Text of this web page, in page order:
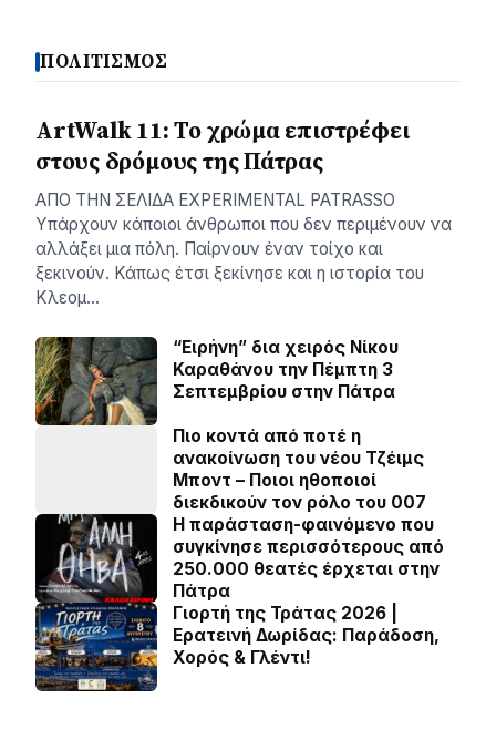
ΠΟΛΙΤΙΣΜΟΣ
ArtWalk 11: Το χρώμα επιστρέφει
στους δρόμους της Πάτρας
AΠΟ ΤΗΝ ΣΕΛΙΔΑ EXPERIMENTAL PATRASSO
Υπάρχουν κάποιοι άνθρωποι που δεν περιμένουν να
αλλάξει μια πόλη. Παίρνουν έναν τοίχο και
ξεκινούν. Κάπως έτσι ξεκίνησε και η ιστορία του
Κλεομ…
“Ειρήνη” δια χειρός Νίκου
Καραθάνου την Πέμπτη 3
Σεπτεμβρίου στην Πάτρα
Πιο κοντά από ποτέ η
ανακοίνωση του νέου Τζέιμς
Μποντ – Ποιοι ηθοποιοί
διεκδικούν τον ρόλο του 007
Η παράσταση-φαινόμενο που
συγκίνησε περισσότερους από
250.000 θεατές έρχεται στην
Πάτρα
Γιορτή της Τράτας 2026 |
Ερατεινή Δωρίδας: Παράδοση,
Χορός & Γλέντι!